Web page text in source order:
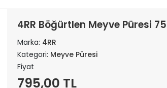
4RR Böğürtlen Meyve Püresi
Marka: 4RR
Kategori: Meyve Püresi
Fiyat
795,00 TL